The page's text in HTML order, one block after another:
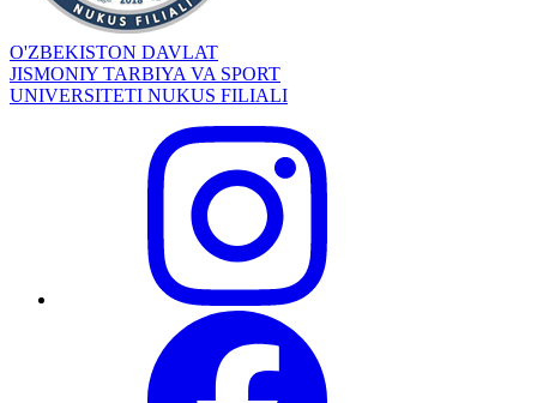
O'ZBEKISTON DAVLAT
JISMONIY TARBIYA VA SPORT
UNIVERSITETI NUKUS FILIALI